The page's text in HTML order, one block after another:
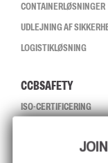
CONTAINERLØSNINGER
UDLEJNING AF
LOGISTIKLØSNING
CCBSAFETY
ISO-CERTIFICERING
MISSION, VISION OG